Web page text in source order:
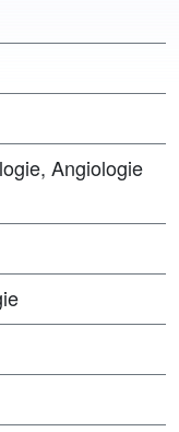
Angiologie